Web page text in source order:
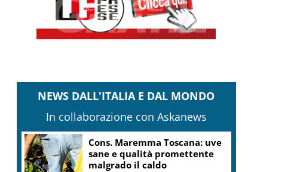
NEWS DALL'ITALIA E DAL MONDO
In collaborazione con Askanews
Cons. Maremma Toscana: uve
sane e qualità promettente
malgrado il caldo